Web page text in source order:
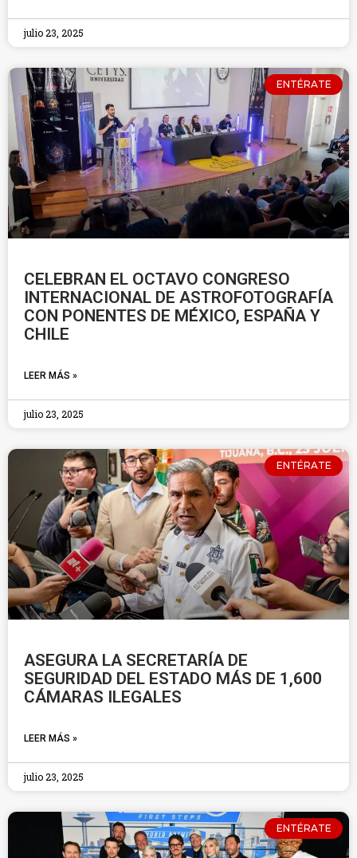
julio 23, 2025
ENTÉRATE
CELEBRAN EL OCTAVO CONGRESO
INTERNACIONAL DE ASTROFOTOGRAFÍA
CON PONENTES DE MÉXICO, ESPAÑA Y
CHILE
LEER MÁS »
julio 23, 2025
ENTÉRATE
ASEGURA LA SECRETARÍA DE
SEGURIDAD DEL ESTADO MÁS DE 1,600
CÁMARAS ILEGALES
LEER MÁS »
julio 23, 2025
ENTÉRATE